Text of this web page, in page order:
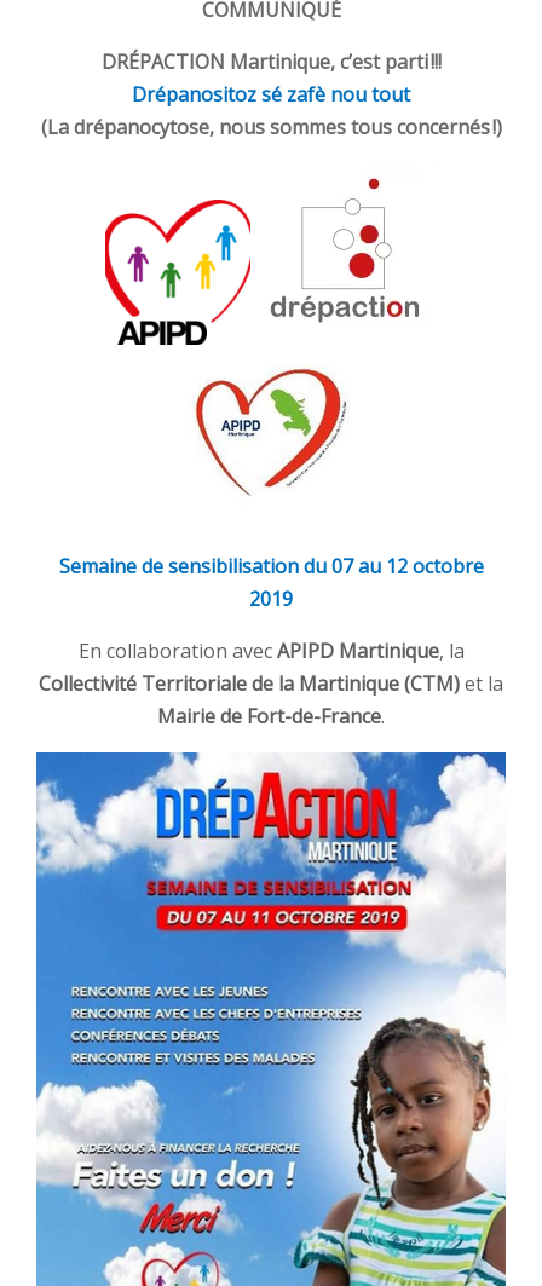
COMMUNIQUÉ
DRÉPACTION Martinique, c’est parti !!!
Drépanositoz sé zafè nou tout
(La drépanocytose, nous sommes tous concernés !)
Semaine de sensibilisation du 07 au 12 octobre
2019
En collaboration avecAPIPD Martinique, la
Collectivité Territoriale de la Martinique (CTM)et la
Mairie de Fort-de-France.